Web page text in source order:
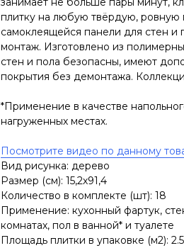
плитку на любую твёрдую, ровную
самоклеящейся панели для стен и
монтаж. Изготовлено из
стен и пола безопасны, имеют
покрытия без демонтажа.
*Применение в качестве
нагруженных местах.
Посмотрите видео по данному
Вид рисунка: дерево
Размер (см): 15,2х91,4
Количество в комплекте (шт): 18
Применение: кухонный фартук,
комнатах, пол в ванной* и туалете
Площадь плитки в упаковке (м2):